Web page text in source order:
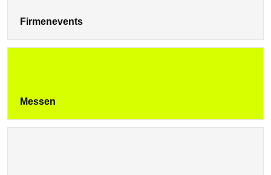
Firmenevents
Messen